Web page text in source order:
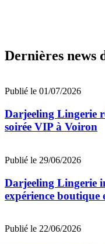
Dernières news
Publié le 01/07/2026
Darjeeling Lingerie
soirée VIP à Voiron
Publié le 29/06/2026
Darjeeling Lingerie
expérience boutique
Publié le 22/06/2026